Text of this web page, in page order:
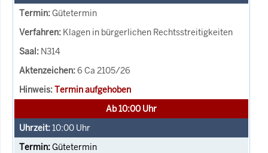
Gütetermin
Klagen in bürgerlichen Rechtsstreitigkeiten
N314
6 Ca 2105/26
Termin aufgehoben
Ab 10:00 Uhr
10:00 Uhr
Gütetermin